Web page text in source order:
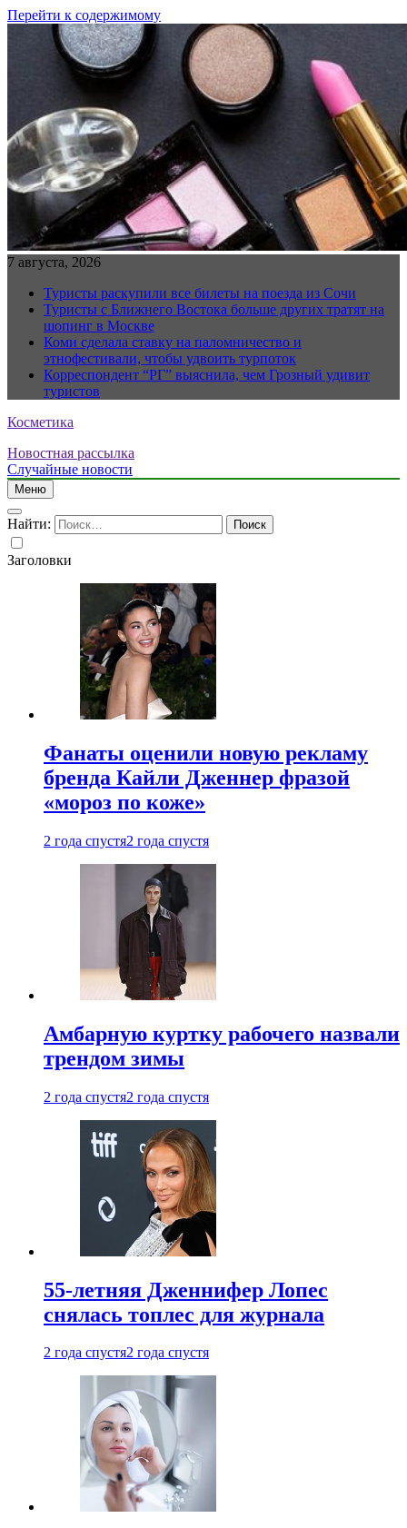
Перейти к содержимому
7 августа, 2026
Туристы раскупили все билеты на поезда из Сочи
Туристы с Ближнего Востока больше других тратят на
шопинг в Москве
Коми сделала ставку на паломничество и
этнофестивали, чтобы удвоить турпоток
Корреспондент “РГ” выяснила, чем Грозный удивит
туристов
Косметика
Новостная рассылка
Случайные новости
Меню
Найти:
Заголовки
Фанаты оценили новую рекламу
бренда Кайли Дженнер фразой
«мороз по коже»
2 года спустя2 года спустя
Амбарную куртку рабочего назвали
трендом зимы
2 года спустя2 года спустя
55-летняя Дженнифер Лопес
снялась топлес для журнала
2 года спустя2 года спустя